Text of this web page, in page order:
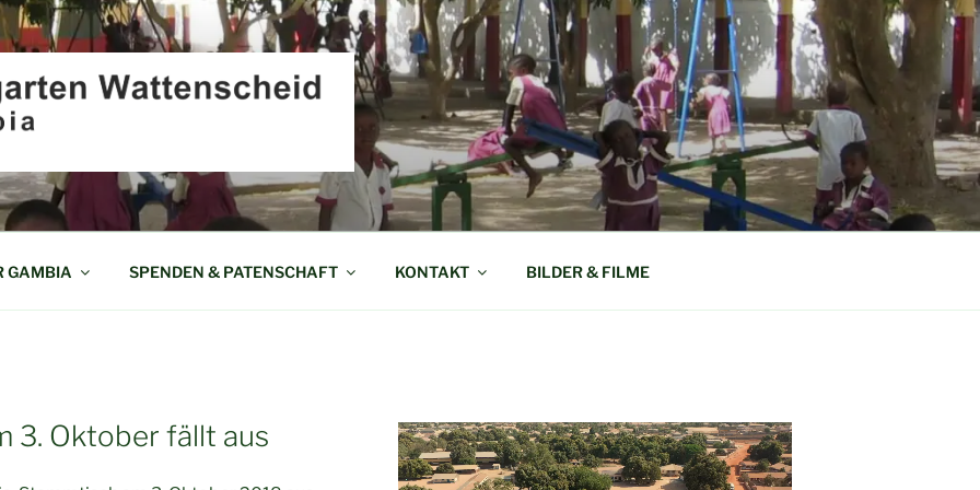
WATTENSCHEID IN GAMBIA
GAMBIA SPENDEN & PATENSCHAFT KONTAKT BILDER & FILME
3. Oktober fällt aus